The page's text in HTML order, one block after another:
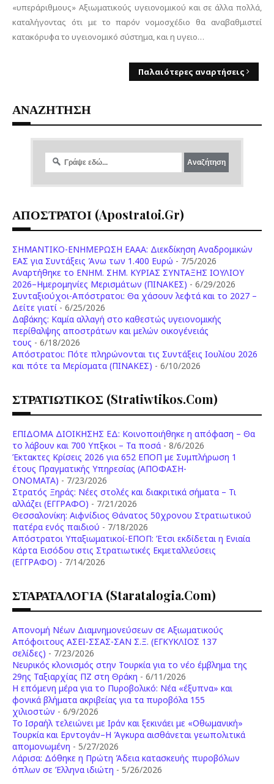
«υπεράριθμους» Αξιωματικούς υγειονομικού και σε άλλα πολλά,
καταλήγοντας ότι με το παρόν νομοσχέδιο θα αναβαθμιστεί
κατακόρυφα το υγειονομικό σύστημα, και η υγειο…
Παλαιότερες αναρτήσεις
ΑΝΑΖΗΤΗΣΗ
ΑΠΟΣΤΡΑΤΟΙ (apostratoi.gr)
ΣΗΜΑΝΤΙΚΟ-ΕΝΗΜΕΡΩΣΗ ΕΑΑΑ: Διεκδίκηση Αναδρομικών
ΕΑΣ για Συντάξεις Άνω των 1.400 Ευρώ - 7/5/2026
Aναρτήθηκε το ENHM. ΣΗΜ. ΚΥΡΙΑΣ ΣΥΝΤΑΞΗΣ ΙΟΥΛΙΟΥ
2026–Ημερομηνίες Μερισμάτων (ΠΙΝΑΚΕΣ) - 6/29/2026
Συνταξιούχοι-Απόστρατοι: Θα χάσουν λεφτά και το 2027 –
Δείτε γιατί - 6/25/2026
Δαβάκης: Καμία αλλαγή στο καθεστώς υγειονομικής
περίθαλψης αποστράτων και μελών οικογένειάς
τους - 6/18/2026
Aπόστρατοι: Πότε πληρώνονται τις Συντάξεις Ιουλίου 2026
και πότε τα Μερίσματα (ΠΙΝΑΚΕΣ) - 6/10/2026
ΣΤΡΑΤΙΩΤΙΚΟΣ (stratiwtikos.com)
ΕΠΙΔΟΜΑ ΔΙΟΙΚΗΣΗΣ ΕΔ: Κοινοποιήθηκε η απόφαση – Θα
το λάβουν και 700 Υπξκοι – Τα ποσά - 8/6/2026
Έκτακτες Κρίσεις 2026 για 652 ΕΠΟΠ με Συμπλήρωση 1
έτους Πραγματικής Υπηρεσίας (ΑΠΟΦΑΣΗ-
ONOMATA) - 7/23/2026
Στρατός Ξηράς: Νέες στολές και διακριτικά σήματα – Τι
αλλάζει (ΕΓΓΡΑΦΟ) - 7/21/2026
Θεσσαλονίκη: Αιφνίδιος Θάνατος 50χρονου Στρατιωτικού
πατέρα ενός παιδιού - 7/18/2026
Απόστρατοι Υπαξιωματικοί-ΕΠΟΠ: Έτσι εκδίδεται η Ενιαία
Κάρτα Εισόδου στις Στρατιωτικές Εκμεταλλεύσεις
(ΕΓΓΡΑΦΟ) - 7/14/2026
ΣΤΑΡΑΤΑΛΟΓΙΑ (staratalogia.com)
Απονομή Νέων Διαμνημονεύσεων σε Αξιωματικούς
Απόφοιτους ΑΣΕΙ-ΣΣΑΣ-ΣΑΝ Σ.Ξ. (ΕΓΚΥΚΛΙΟΣ 137
σελίδες) - 7/23/2026
Νευρικός κλονισμός στην Τουρκία για το νέο έμβλημα της
29ης Ταξιαρχίας ΠΖ στη Θράκη - 6/11/2026
Η επόμενη μέρα για το Πυροβολικό: Νέα «έξυπνα» και
φονικά βλήματα ακριβείας για τα πυροβόλα 155
χιλιοστών - 6/9/2026
Το Ισραήλ τελειώνει με Ιράν και ξεκινάει με «Οθωμανική»
Τουρκία και Ερντογάν–Η Άγκυρα αισθάνεται γεωπολιτικά
απομονωμένη - 5/27/2026
Λάρισα: Δόθηκε η Πρώτη Άδεια κατασκευής πυροβόλων
όπλων σε Έλληνα ιδιώτη - 5/26/2026